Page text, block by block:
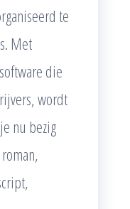
te
Met
die
wordt
nu bezig